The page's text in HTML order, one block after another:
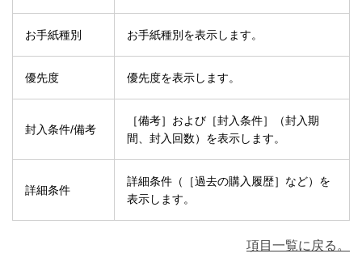
お手紙種別 お手紙種別を表示します。
優先度 優先度を表示します。
封入条件/備考
［備考］および［封入条件］（封入期
間、封入回数）を表示します。
詳細条件
詳細条件（［過去の購入履歴］など）を
表示します。
項目一覧に戻る。